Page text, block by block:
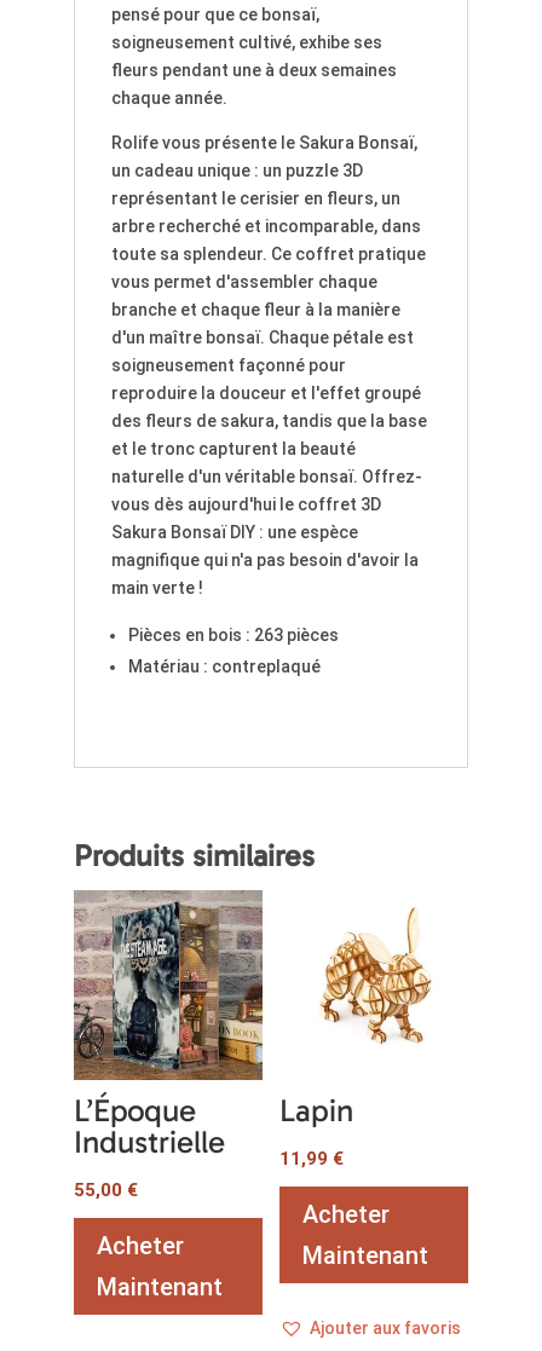
pensé pour que ce bonsaï,
soigneusement cultivé, exhibe ses
fleurs pendant une à deux semaines
chaque année.
Rolife vous présente le Sakura Bonsaï,
un cadeau unique : un puzzle 3D
représentant le cerisier en fleurs, un
arbre recherché et incomparable, dans
toute sa splendeur. Ce coffret pratique
vous permet d'assembler chaque
branche et chaque fleur à la manière
d'un maître bonsaï. Chaque pétale est
soigneusement façonné pour
reproduire la douceur et l'effet groupé
des fleurs de sakura, tandis que la base
et le tronc capturent la beauté
naturelle d'un véritable bonsaï. Offrez-
vous dès aujourd'hui le coffret 3D
Sakura Bonsaï DIY : une espèce
magnifique qui n'a pas besoin d'avoir la
main verte !
Pièces en bois : 263 pièces
Matériau : contreplaqué
Produits similaires
L’Époque
Industrielle
55,00 €
Acheter
Maintenant
Lapin
11,99 €
Acheter
Maintenant
Ajouter aux favoris